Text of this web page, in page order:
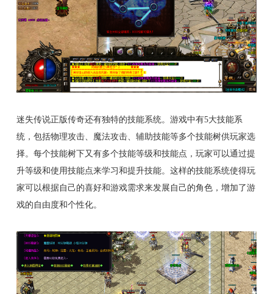
迷失传说正版传奇还有独特的技能系统。游戏中有5大技能系
统，包括物理攻击、魔法攻击、辅助技能等多个技能树供玩家选
择。每个技能树下又有多个技能等级和技能点，玩家可以通过提
升等级和使用技能点来学习和提升技能。这样的技能系统使得玩
家可以根据自己的喜好和游戏需求来发展自己的角色，增加了游
戏的自由度和个性化。